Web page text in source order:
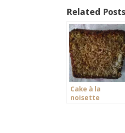
Related
Cake à la
noisette